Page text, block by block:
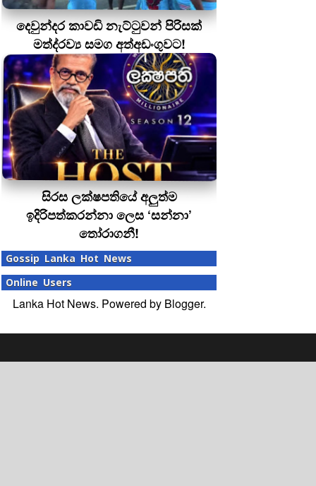
දෙවුන්දර කාවඩි නැට්ටුවන් පිරිසක්
මත්ද‍්‍රව්‍ය සමග අත්අඩංගුවට!
සිරස ලක්ෂපතියේ අලුත්ම
ඉදිරිපත්කරන්නා ලෙස ‘සන්නා’
තෝරාගනී!
Gossip Lanka Hot News
Online Users
Lanka Hot News. Powered by Blogger.